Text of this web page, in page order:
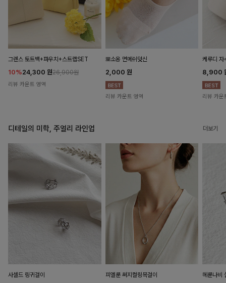
그렌스 토트백+파우치+스트랩SET
10%24,300 원26,900원
리뷰 카운트 영역
뽀소옹 면메쉬덧신
2,000 원
리뷰 카운트 영역
케루디 자
8,900
리뷰 카운
디테일의 미학, 주얼리 라인업 더보기
사셀드 링귀걸이 피엘룬 써지컬링목걸이 헤룬나비